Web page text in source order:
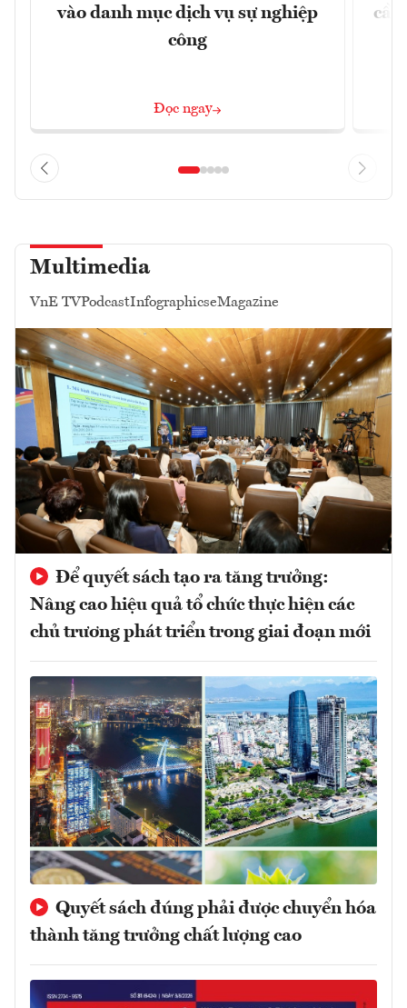
vào danh mục dịch vụ sự nghiệp
công
Đọc ngay
Multimedia
VnE TVPodcastInfographicseMagazine
Để quyết sách tạo ra tăng trưởng:
Nâng cao hiệu quả tổ chức thực hiện các
chủ trương phát triển trong giai đoạn mới
Quyết sách đúng phải được chuyển hóa
thành tăng trưởng chất lượng cao